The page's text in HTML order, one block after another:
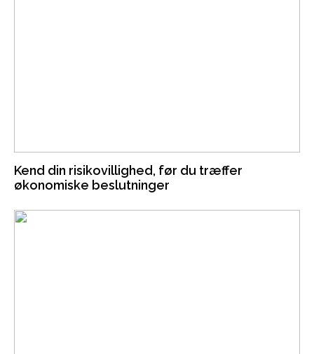
Kend din risikovillighed, før du træffer
økonomiske beslutninger